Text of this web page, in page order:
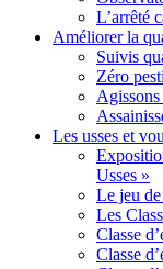
L’arrêté
Améliorerla
Suivis
Zéro
Les usses et
Usses »
Le jeu
Les
Classe
Classe